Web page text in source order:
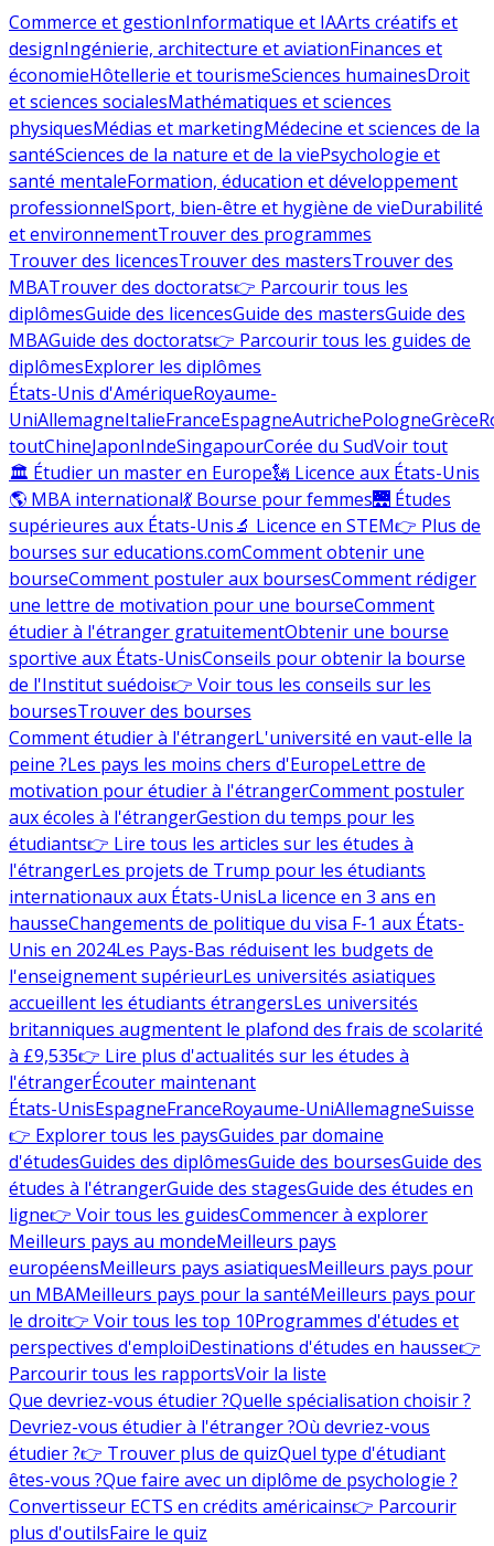
Commerce et gestionInformatique et IAArts créatifs et
designIngénierie, architecture et aviationFinances et
économieHôtellerie et tourismeSciences humainesDroit
et sciences socialesMathématiques et sciences
physiquesMédias et marketingMédecine et sciences de la
santéSciences de la nature et de la viePsychologie et
santé mentaleFormation, éducation et développement
professionnelSport, bien-être et hygiène de vieDurabilité
et environnementTrouver des programmes
Trouver des licencesTrouver des mastersTrouver des
MBATrouver des doctorats👉 Parcourir tous les
diplômesGuide des licencesGuide des mastersGuide des
MBAGuide des doctorats👉 Parcourir tous les guides de
diplômesExplorer les diplômes
États-Unis d'AmériqueRoyaume-
UniAllemagneItalieFranceEspagneAutrichePologneGrèce
toutChineJaponIndeSingapourCorée du SudVoir tout
🏛 Étudier un master en Europe🗽 Licence aux États-Unis
🌎 MBA international💃 Bourse pour femmes🌉 Études
supérieures aux États-Unis🔬 Licence en STEM👉 Plus de
bourses sur educations.comComment obtenir une
bourseComment postuler aux boursesComment rédiger
une lettre de motivation pour une bourseComment
étudier à l'étranger gratuitementObtenir une bourse
sportive aux États-UnisConseils pour obtenir la bourse
de l'Institut suédois👉 Voir tous les conseils sur les
boursesTrouver des bourses
Comment étudier à l'étrangerL'université en vaut-elle la
peine ?Les pays les moins chers d'EuropeLettre de
motivation pour étudier à l'étrangerComment postuler
aux écoles à l'étrangerGestion du temps pour les
étudiants👉 Lire tous les articles sur les études à
l'étrangerLes projets de Trump pour les étudiants
internationaux aux États-UnisLa licence en 3 ans en
hausseChangements de politique du visa F-1 aux États-
Unis en 2024Les Pays-Bas réduisent les budgets de
l'enseignement supérieurLes universités asiatiques
accueillent les étudiants étrangersLes universités
britanniques augmentent le plafond des frais de scolarité
à £9,535👉 Lire plus d'actualités sur les études à
l'étrangerÉcouter maintenant
États-UnisEspagneFranceRoyaume-UniAllemagneSuisse
👉 Explorer tous les paysGuides par domaine
d'étudesGuides des diplômesGuide des boursesGuide des
études à l'étrangerGuide des stagesGuide des études en
ligne👉 Voir tous les guidesCommencer à explorer
Meilleurs pays au mondeMeilleurs pays
européensMeilleurs pays asiatiquesMeilleurs pays pour
un MBAMeilleurs pays pour la santéMeilleurs pays pour
le droit👉 Voir tous les top 10Programmes d'études et
perspectives d'emploiDestinations d'études en hausse👉
Parcourir tous les rapportsVoir la liste
Que devriez-vous étudier ?Quelle spécialisation choisir ?
Devriez-vous étudier à l'étranger ?Où devriez-vous
étudier ?👉 Trouver plus de quizQuel type d'étudiant
êtes-vous ?Que faire avec un diplôme de psychologie ?
Convertisseur ECTS en crédits américains👉 Parcourir
plus d'outilsFaire le quiz